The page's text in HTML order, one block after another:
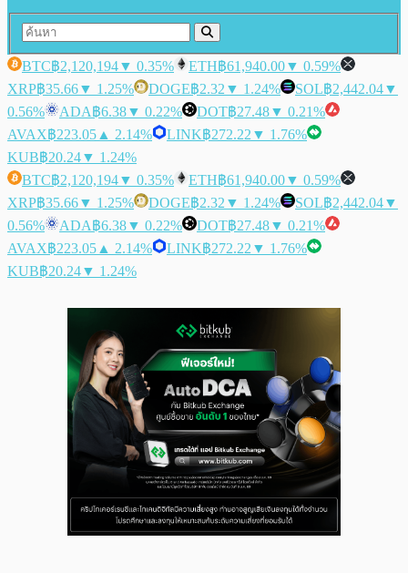
BTC฿2,120,194▼ 0.35% ETH฿61,940.00▼ 0.59%
XRP฿35.66▼ 1.25% DOGE฿2.32 ▼ 1.24% SOL฿2,442.04▼
0.56%
ADA฿6.38▼ 0.22% DOT฿27.48▼ 0.21%
AVAX฿223.05 ▲ 2.14% LINK฿272.22 ▼ 1.76%
KUB฿20.24▼ 1.24%
BTC฿2,120,194▼ 0.35% ETH฿61,940.00▼ 0.59%
XRP฿35.66▼ 1.25% DOGE฿2.32 ▼ 1.24% SOL฿2,442.04▼
0.56%
ADA฿6.38▼ 0.22% DOT฿27.48▼ 0.21%
AVAX฿223.05 ▲ 2.14% LINK฿272.22 ▼ 1.76%
KUB฿20.24▼ 1.24%